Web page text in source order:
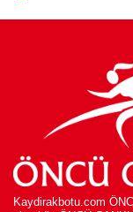
Kaydirakbotu.com